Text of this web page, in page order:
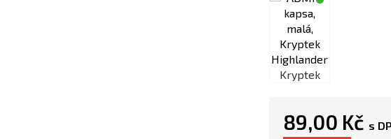
Kryptek
89,00 Kč s